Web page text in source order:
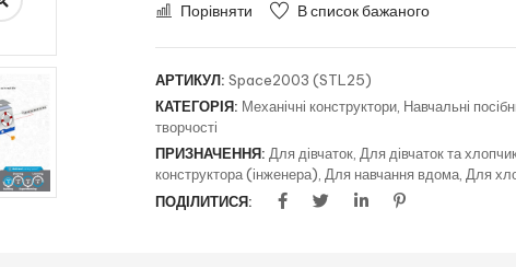
Порівняти В список бажаного
АРТИКУЛ: Space2003 (STL25)
КАТЕГОРІЯ: Механічні конструктори, Навчальні
творчості
ПРИЗНАЧЕННЯ: Для дівчаток, Для дівчаток та
конструктора (інженера), Для навчання вдома, Для
ПОДІЛИТИСЯ: